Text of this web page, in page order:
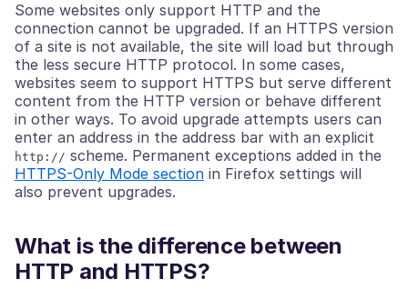
Some websites only support HTTP and the
connection cannot be upgraded. If an HTTPS version
of a site is not available, the site will load but through
the less secure HTTP protocol. In some cases,
websites seem to support HTTPS but serve different
content from the HTTP version or behave different
in other ways. To avoid upgrade attempts users can
enter an address in the address bar with an explicit
http:// scheme. Permanent exceptions added in the
HTTPS-Only Mode section in Firefox settings will
also prevent upgrades.
What is the difference between
HTTP and HTTPS?